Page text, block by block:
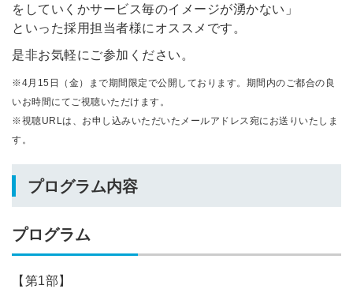
をしていくかサービス毎のイメージが湧かない」
といった採用担当者様にオススメです。
是非お気軽にご参加ください。
※4月15日（金）まで期間限定で公開しております。期間内のご都合の良
いお時間にてご視聴いただけます。
※視聴URLは、お申し込みいただいたメールアドレス宛にお送りいたしま
す。
プログラム内容
プログラム
【第1部】